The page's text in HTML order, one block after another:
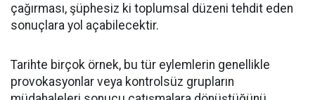
çağırması, şüphesiz ki toplumsal düzeni tehdit eden
sonuçlara yol açabilecektir.
Tarihte birçok örnek, bu tür eylemlerin genellikle
provokasyonlar veya kontrolsüz grupların